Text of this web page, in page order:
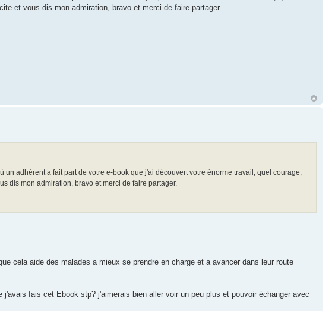
et vous dis mon admiration, bravo et merci de faire partager.
adhérent a fait part de votre e-book que j'ai découvert votre énorme travail, quel courage,
dis mon admiration, bravo et merci de faire partager.
cela aide des malades a mieux se prendre en charge et a avancer dans leur route
fais cet Ebook stp? j'aimerais bien aller voir un peu plus et pouvoir échanger avec